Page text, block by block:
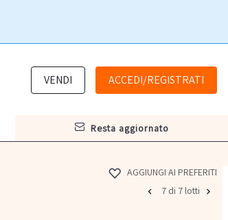
VENDI ACCEDI/REGISTRATI
resta aggiornato
AGGIUNGI AI PREFERITI
7 di 7 lotti